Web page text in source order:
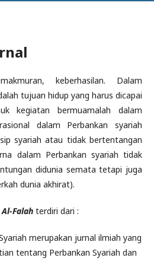
keberhasilan. Dalam
tujuan hidup yang harus dicapai
kegiatan bermuamalah dalam
dalam Perbankan syariah
syariah atau tidak bertentangan
dalam Perbankan syariah tidak
didunia semata tetapi juga
dunia akhirat).
Al-Falah terdiri dari :
merupakan jurnal ilmiah yang
tentang Perbankan Syariah dan